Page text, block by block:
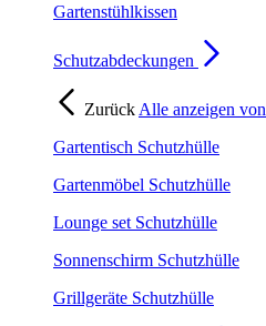
Gartenstühlkissen
Schutzabdeckungen
Zurück Alle anzeigen von
Gartentisch Schutzhülle
Gartenmöbel Schutzhülle
Lounge set Schutzhülle
Sonnenschirm Schutzhülle
Grillgeräte Schutzhülle